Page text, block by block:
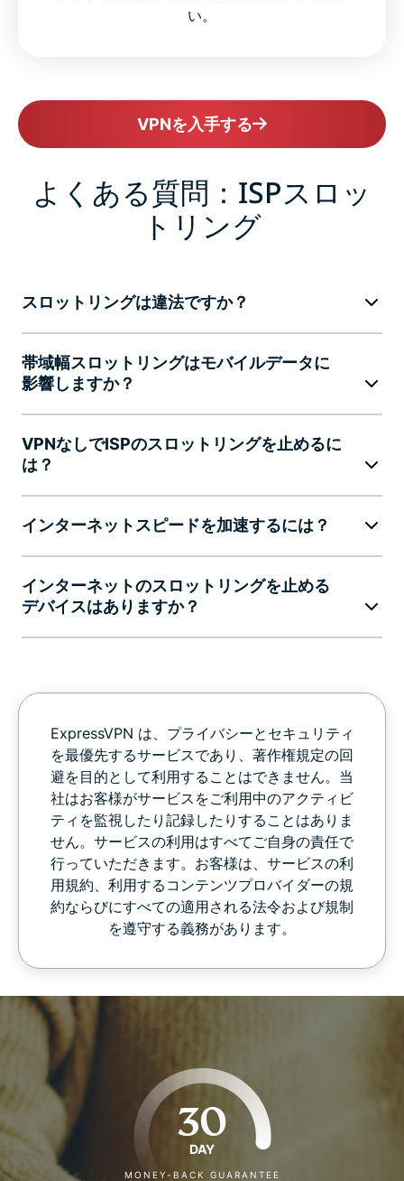
い。
VPNを入手する
よくある質問：ISPスロッ
トリング
スロットリングは違法ですか？
帯域幅スロットリングはモバイルデータに
影響しますか？
VPNなしでISPのスロットリングを止めるに
は？
インターネットスピードを加速するには？
インターネットのスロットリングを止める
デバイスはありますか？
ExpressVPN は、プライバシーとセキュリティ
を最優先するサービスであり、著作権規定の回
避を目的として利用することはできません。当
社はお客様がサービスをご利用中のアクティビ
ティを監視したり記録したりすることはありま
せん。サービスの利用はすべてご自身の責任で
行っていただきます。お客様は、サービスの利
用規約、利用するコンテンツプロバイダーの規
約ならびにすべての適用される法令および規制
を遵守する義務があります。
30
DAY
MONEY-BACK GUARANTEE